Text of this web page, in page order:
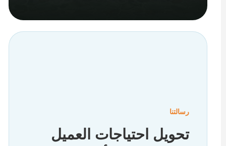
رسالتنا
تحويل احتياجات العميل